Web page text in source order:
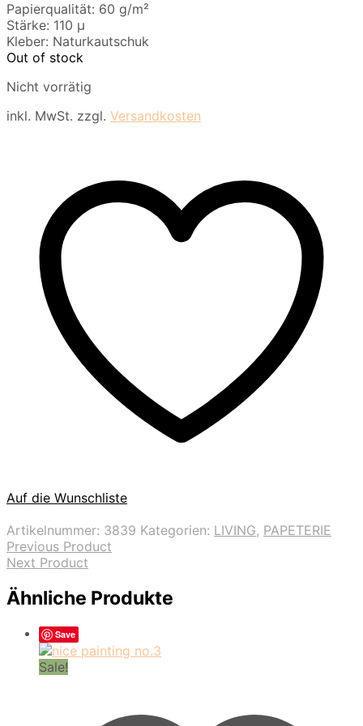
Papierqualität: 60 g/m²
Stärke: 110 µ
Kleber: Naturkautschuk
Out of stock
Nicht vorrätig
inkl. MwSt. zzgl. Versandkosten
Auf die Wunschliste
Artikelnummer: 3839 Kategorien: LIVING, PAPETERIE
Previous Product
Next Product
Ähnliche Produkte
Save
Sale!